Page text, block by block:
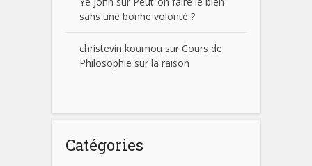
sans une bonne volonté ?
christevin koumou sur Cours de
Philosophie sur la raison
Catégories